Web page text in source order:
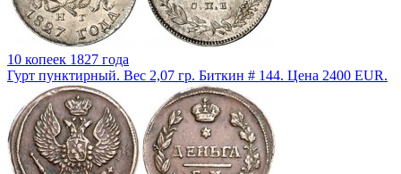
10 копеек 1827 года
Гурт пунктирный. Вес 2,07 гр. Биткин # 144. Цена 2400 EUR.